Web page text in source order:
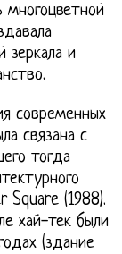
многоцветной
зеркала и
современных
связана с
тогда
Square (1988).
хай-тек были
(здание